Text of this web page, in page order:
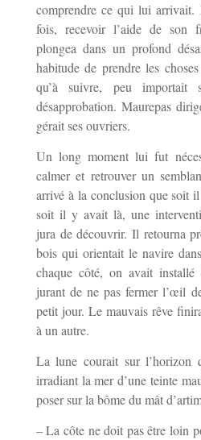
comprendre ce qui lui
fois, recevoir l’aide de son
plongea dans un profond
habitude de prendre les
qu’à suivre, peu
désapprobation. Maurepas
gérait ses ouvriers.
Un long moment lui fut
calmer et retrouver un
arrivé à la conclusion que soit
soit il y avait là, une
jura de découvrir. Il retourna
bois qui orientait le navire
chaque côté, on avait installé
jurant de ne pas fermer l’œil
petit jour. Le mauvais rêve
à un autre.
La lune courait sur l’horizon
irradiant la mer d’une teinte
poser sur la bôme du mât
– La côte ne doit pas être loin